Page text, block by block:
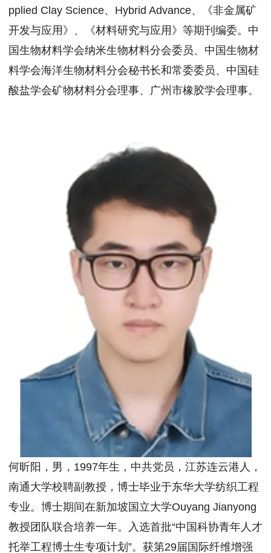
pplied Clay Science、Hybrid Advance、《非金属矿
开发与应用》、《材料研究与应用》等期刊编委。中
国生物材料学会纳米生物材料分会委员、中国生物材
料学会海洋生物材料分会秘书长和常委委员、中国硅
酸盐学会矿物材料分会理事、广州市橡胶学会理事。
何昕阳，男，1997年生，中共党员，江苏连云港人，
南通大学校聘副教授，博士毕业于东华大学纺织工程
专业。博士期间在新加坡国立大学Ouyang Jianyong
教授团队联合培养一年。入选首批“中国科协青年人才
托举工程博士生专项计划”。获第29届国际纤维增强